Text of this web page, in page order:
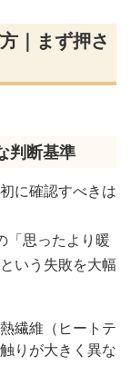
｜まず押さ
判断基準
に確認すべきは
「思ったより暖
いう失敗を大幅
繊維（ヒートテ
りが大きく異な